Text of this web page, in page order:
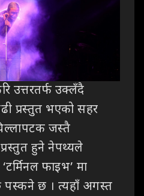
उत्तरतर्फ उक्लँदै
प्रस्तुत भएको सहर
जस्तै
हुने नेपथ्यले
फाइभ’ मा
छ । त्यहाँ अगस्त